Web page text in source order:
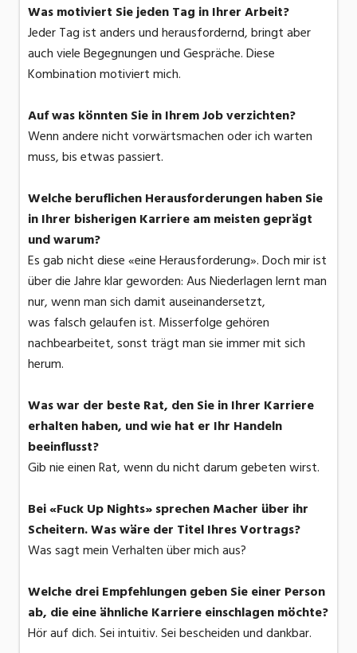
Was motiviert Sie jeden Tag in Ihrer Arbeit?
Jeder Tag ist anders und herausfordernd, bringt aber
auch viele Begegnungen und Gespräche. Diese
Kombination motiviert mich.
Auf was könnten Sie in Ihrem Job verzichten?
Wenn andere nicht vorwärtsmachen oder ich warten
muss, bis etwas passiert.
Welche beruflichen Herausforderungen haben Sie
in Ihrer bisherigen Karriere am meisten geprägt
und warum?
Es gab nicht diese «eine Herausforderung». Doch mir ist
über die Jahre klar geworden: Aus Niederlagen lernt man
nur, wenn man sich damit auseinandersetzt,
was falsch gelaufen ist. Misserfolge gehören
nachbearbeitet, sonst trägt man sie immer mit sich
herum.
Was war der beste Rat, den Sie in Ihrer Karriere
erhalten haben, und wie hat er Ihr Handeln
beeinflusst?
Gib nie einen Rat, wenn du nicht darum gebeten wirst.
Bei «Fuck Up Nights» sprechen Macher über ihr
Scheitern. Was wäre der Titel Ihres Vortrags?
Was sagt mein Verhalten über mich aus?
Welche drei Empfehlungen geben Sie einer Person
ab, die eine ähnliche Karriere einschlagen möchte?
Hör auf dich. Sei intuitiv. Sei bescheiden und dankbar.